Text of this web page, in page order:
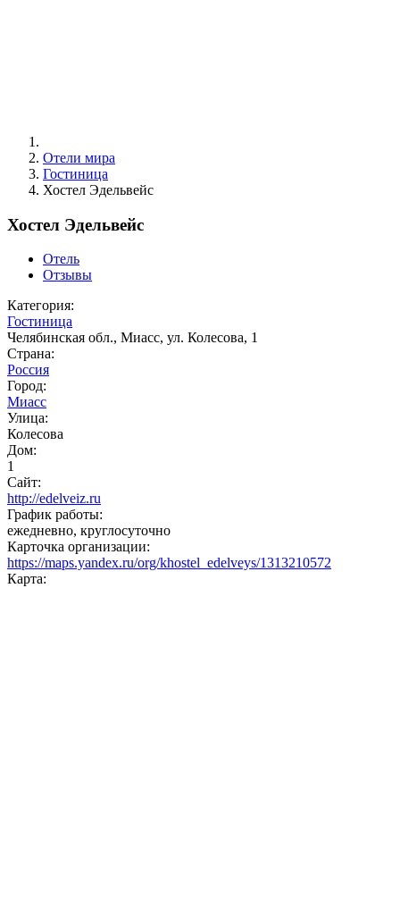
Отели мира
Гостиница
Хостел Эдельвейс
Хостел Эдельвейс
Отель
Отзывы
Категория:
Гостиница
Челябинская обл., Миасс, ул. Колесова, 1
Страна:
Россия
Город:
Миасс
Улица:
Колесова
Дом:
1
Сайт:
http://edelveiz.ru
График работы:
ежедневно, круглосуточно
Карточка организации:
https://maps.yandex.ru/org/khostel_edelveys/1313210572
Карта: